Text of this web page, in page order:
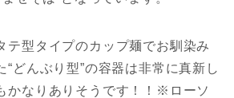
テ型タイプのカップ麺でお馴染み
“どんぶり型”の容器は非常に真新し
かなりありそうです！！※ローソ